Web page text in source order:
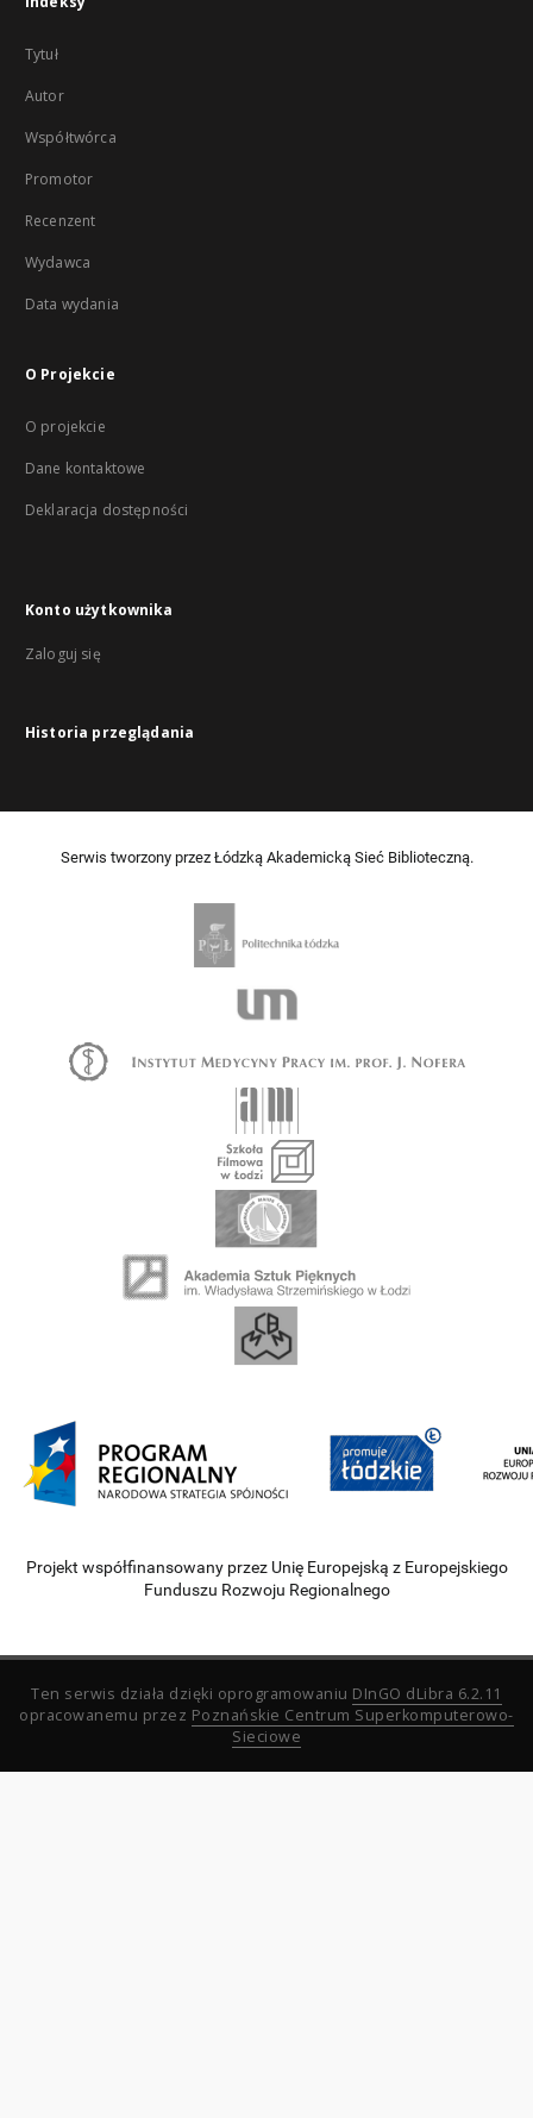
Tytuł
Autor
Współtwórca
Promotor
Recenzent
Wydawca
Data wydania
O Projekcie
O projekcie
Dane kontaktowe
Deklaracja dostępności
Konto użytkownika
Zaloguj się
Historia przeglądania
Serwis tworzony przez Łódzką Akademicką Sieć Biblioteczną.
Projekt współfinansowany przez Unię Europejską z Europejskiego
Funduszu Rozwoju Regionalnego
Ten serwis działa dzięki oprogramowaniu DInGO dLibra 6.2.11
opracowanemu przez Poznańskie Centrum Superkomputerowo-
Sieciowe